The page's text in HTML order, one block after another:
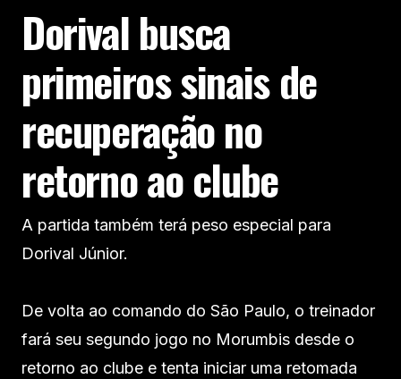
Dorival busca
primeiros sinais de
recuperação no
retorno ao clube
A partida também terá peso especial para
Dorival Júnior.
De volta ao comando do São Paulo, o treinador
fará seu segundo jogo no Morumbis desde o
retorno ao clube e tenta iniciar uma retomada